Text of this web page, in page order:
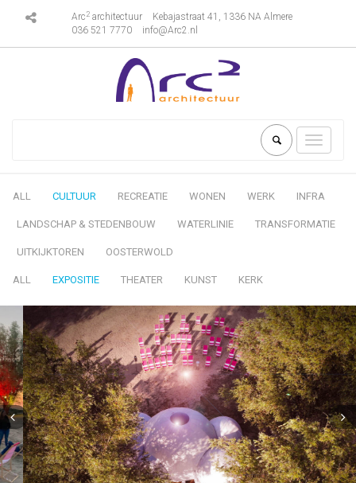
Arc 2architectuur
Kebajastraat 41, 1336 NA Almere
036 521 7770
info@Arc2.nl
Toggle
ALL CULTUUR RECREATIE WONEN WERK INFRA
LANDSCHAP & STEDENBOUW WATERLINIE TRANSFORMATIE
UITKIJKTOREN OOSTERWOLD
ALL EXPOSITIE THEATER KUNST KERK